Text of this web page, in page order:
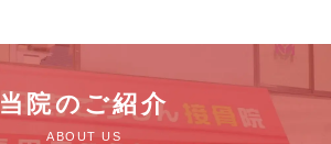
当院のご紹介
ABOUT US